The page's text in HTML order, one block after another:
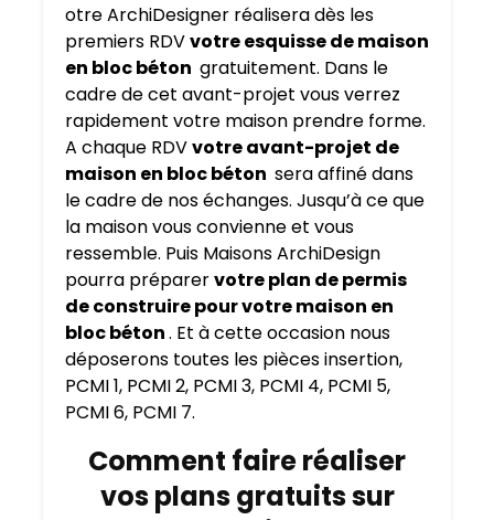
otre ArchiDesigner réalisera dès les
premiers RDVvotre esquisse de maison
en bloc béton gratuitement. Dans le
cadre de cet avant-projet vous verrez
rapidement votre maison prendre forme.
A chaque RDVvotre avant-projet de
maison en bloc béton sera affiné dans
le cadre de nos échanges. Jusqu’à ce que
la maison vous convienne et vous
ressemble. Puis Maisons ArchiDesign
pourra préparervotre plan de permis
de construire pour votre maison en
bloc béton. Et à cette occasion nous
déposerons toutes les pièces insertion,
PCMI 1, PCMI 2, PCMI 3, PCMI 4, PCMI 5,
PCMI 6, PCMI 7.
Comment faire réaliser
vos plans gratuits sur